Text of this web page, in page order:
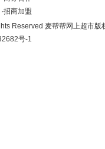
·招商加盟
Reserved 麦帮帮网上超市版
号-1